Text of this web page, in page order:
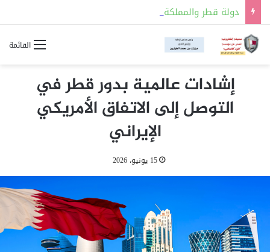
القائمة
إشادات عالمية بدور قطر في
التوصل إلى الاتفاق الأمريكي
الإيراني
15 يونيو، 2026